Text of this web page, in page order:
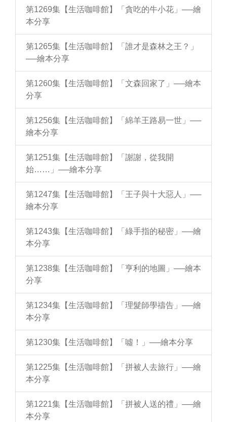
第1269集【生活咖啡館】「貪吃的牛小花」──繪
本分享
第1265集【生活咖啡館】「誰才是森林之王？」
──繪本分享
第1260集【生活咖啡館】「文森回家了」──繪本
分享
第1256集【生活咖啡館】「綿羊王路易一世」──
繪本分享
第1251集【生活咖啡館】「謝謝，從我開
始……」──繪本分享
第1247集【生活咖啡館】「王子與十大惡人」──
繪本分享
第1243集【生活咖啡館】「綠手指的秘密」──繪
本分享
第1238集【生活咖啡館】「亨利的地圖」──繪本
分享
第1234集【生活咖啡館】「理髮師學禱告」──繪
本分享
第1230集【生活咖啡館】「噓！」──繪本分享
第1225集【生活咖啡館】「拼被人去旅行」──繪
本分享
第1221集【生活咖啡館】「拼被人送的禮」──繪
本分享